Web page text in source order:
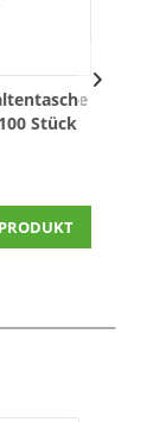
Stück